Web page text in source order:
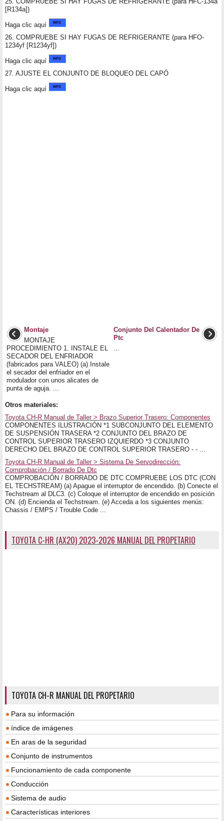
[R134a])
Haga clic aquí
26. COMPRUEBE SI HAY FUGAS DE REFRIGERANTE (para HFO-
1234yf [R1234yf])
Haga clic aquí
27. AJUSTE EL CONJUNTO DE BLOQUEO DEL CAPÓ
Haga clic aquí
Montaje
MONTAJE
PROCEDIMIENTO 1. INSTALE EL
SECADOR DEL ENFRIADOR
(fabricados para VALEO) (a) Instale
el secador del enfriador en el
modulador con unos alicates de
punta de aguja. ...
Conjunto Del Calentador De
Ptc
Otros materiales:
Toyota CH-R Manual de Taller > Brazo Superior Trasero: Componentes
COMPONENTES ILUSTRACIÓN *1 SUBCONJUNTO DEL ELEMENTO
DE SUSPENSIÓN TRASERA *2 CONJUNTO DEL BRAZO DE
CONTROL SUPERIOR TRASERO IZQUIERDO *3 CONJUNTO
DERECHO DEL BRAZO DE CONTROL SUPERIOR TRASERO - - ...
Toyota CH-R Manual de Taller > Sistema De Servodirección:
Comprobación / Borrado De Dtc
COMPROBACIÓN / BORRADO DE DTC COMPRUEBE LOS DTC (CON
EL TECHSTREAM) (a) Apague el interruptor de encendido. (b) Conecte el
Techstream al DLC3. (c) Coloque el interruptor de encendido en posición
ON. (d) Encienda el Techstream. (e) Acceda a los siguientes menús:
Chassis / EMPS / Trouble Code ...
TOYOTA C-HR (AX20) 2023-2026 MANUAL DEL PROPETARIO
TOYOTA CH-R MANUAL DEL PROPETARIO
Para su información
índice de imágenes
En aras de la seguridad
Conjunto de instrumentos
Funcionamiento de cada componente
Conducción
Sistema de audio
Características interiores